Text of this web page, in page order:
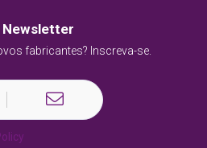
Newsletter
fabricantes? Inscreva-se.